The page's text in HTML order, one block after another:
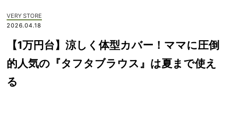
記憶
に一
生残
日頼
れる
『き
VERY STORE
2026.04.18
【1万円台】涼しく体型カバー！ママに圧倒
的人気の『タフタブラウス』は夏まで使え
る